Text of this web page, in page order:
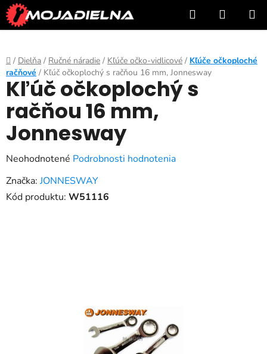
Prejsť
na
obsah
Hľadať
KOŠÍK
Domov
/ Dielňa / Ručné náradie / Kľúče očko-vidlicové / Kľúče očkoploché
račňové / Kľúč očkoplochý s račňou 16 mm, Jonnesway
Kľúč očkoplochý s
račňou 16 mm,
Jonnesway
Priemerné
hodnotenie
produktu
Neohodnotené Podrobnosti hodnotenia
Značka:JONNESWAY
Kód produktu: W51116